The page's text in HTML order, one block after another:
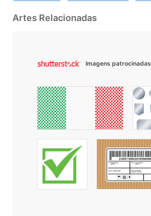
Artes Relacionadas
Imagens patrocinadas